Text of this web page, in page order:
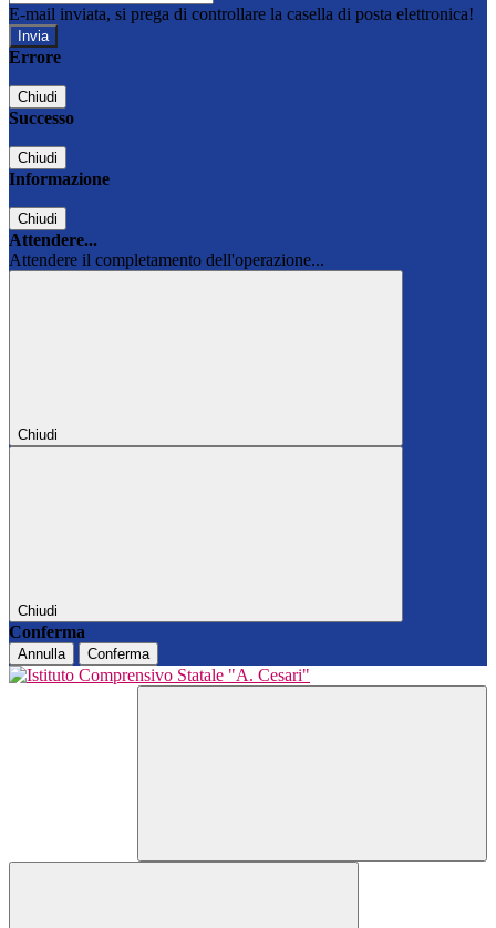
E-mail inviata, si prega di controllare la casella di posta elettronica!
Errore
Chiudi
Successo
Chiudi
Informazione
Chiudi
Attendere...
Attendere il completamento dell'operazione...
Chiudi
Chiudi
Conferma
Annulla Conferma